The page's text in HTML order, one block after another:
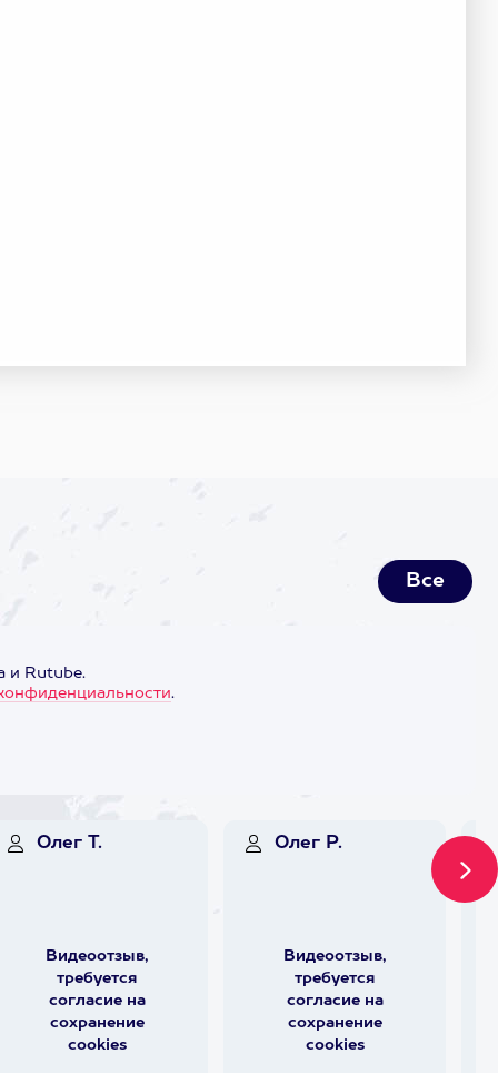
Все
и Rutube.
.
Олег Т.
Видеоотзыв,
требуется
согласие на
сохранение
cookies
Олег Р.
Видеоотзыв,
требуется
согласие на
сохранение
cookies